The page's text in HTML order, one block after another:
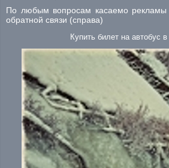
По любым вопросам касаемо
обратной связи (справа)
Купить билет на автобус